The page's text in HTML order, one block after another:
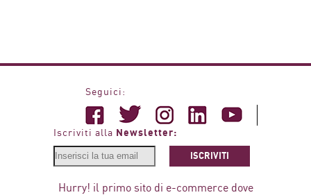
Seguici:
Iscriviti alla Newsletter:
ISCRIVITI
Hurry! il primo sito di e-commerce dove